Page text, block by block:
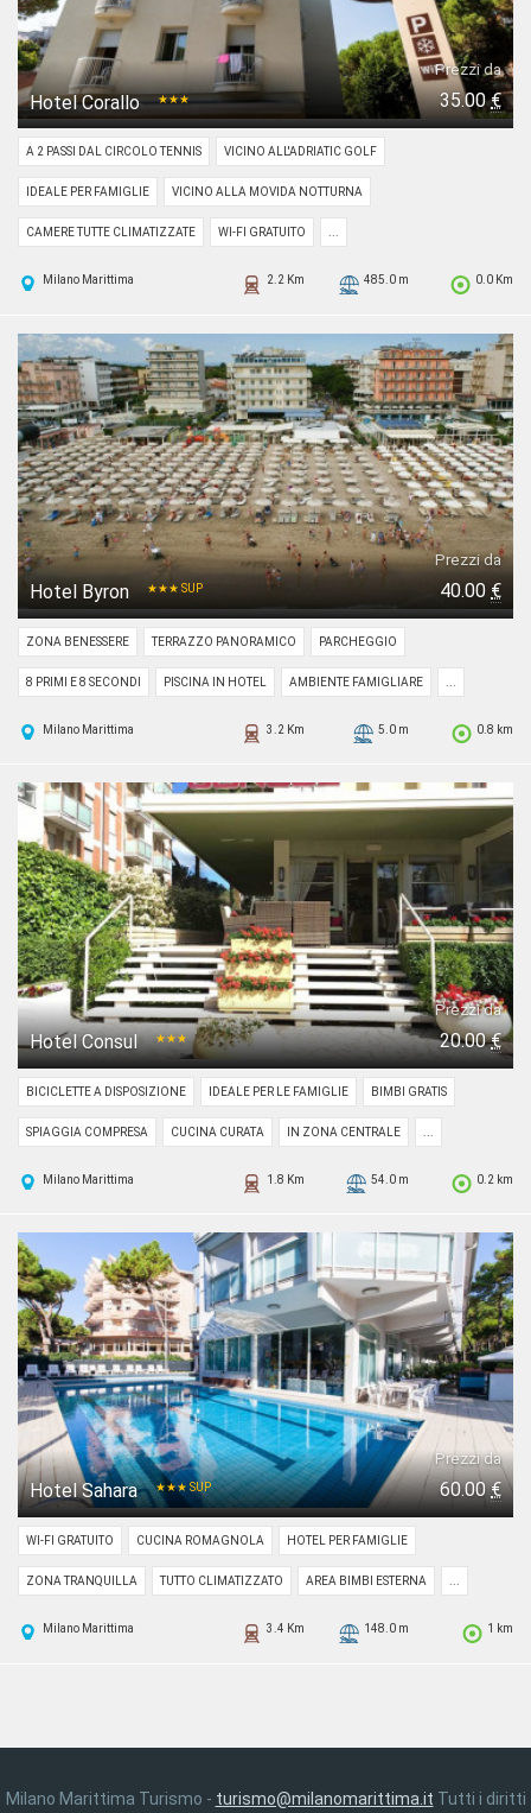
Hotel Corallo ★★★
Prezzi da
35.00€
A 2 PASSI DAL CIRCOLO TENNIS VICINO ALL'ADRIATIC GOLF
IDEALE PER FAMIGLIE VICINO ALLA MOVIDA NOTTURNA
CAMERE TUTTE CLIMATIZZATE WI-FI GRATUITO ...
Milano Marittima 0.0 Km
485.0 m
2.2 Km
Hotel Byron ★★★ SUP
Prezzi da
40.00 €
ZONA BENESSERE TERRAZZO PANORAMICO PARCHEGGIO
8 PRIMI E 8 SECONDI PISCINA IN HOTEL AMBIENTE FAMIGLIARE
Milano Marittima 0.8 km
5.0 m
3.2 Km
Hotel Consul ★★★
Prezzi da
20.00€
BICICLETTE A DISPOSIZIONE IDEALE PER LE FAMIGLIE BIMBI GRATIS
SPIAGGIA COMPRESA CUCINA CURATA IN ZONA CENTRALE
Milano Marittima 0.2 km
54.0 m
1.8 Km
Hotel Sahara ★★★ SUP
Prezzi da
60.00€
WI-FI GRATUITO CUCINA ROMAGNOLA HOTEL PER FAMIGLIE
ZONA TRANQUILLA TUTTO CLIMATIZZATO AREA BIMBI ESTERNA ...
Milano Marittima 1 km
148.0 m
3.4 Km
Milano Marittima Turismo - turismo@milanomarittima.it Tutti i diritti